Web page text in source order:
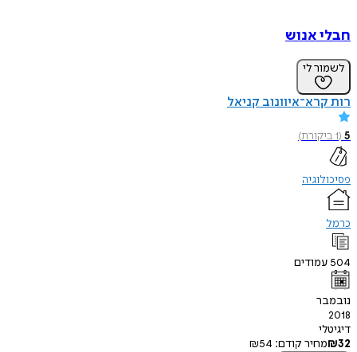
חבלי אנוש
לשמור לי
רות קרא־איוונוב קניאל
5
(
1ביקורת)
פסיכולוגיה
כרמל
504 עמודים
נובמבר
2018
דיגיטלי
₪32 מחיר קודם: ₪54